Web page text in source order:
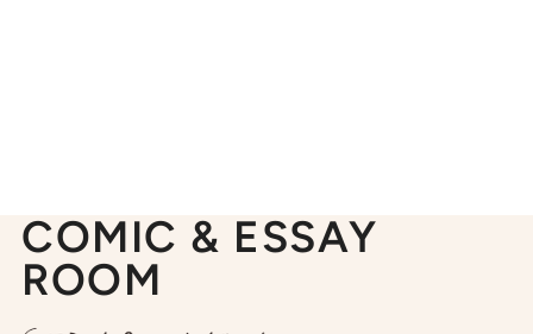
COMIC & ESSAY
ROOM